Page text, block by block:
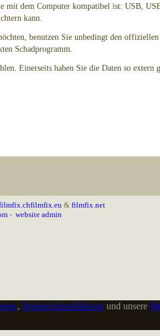
, Datenschutzerklärung und unsere
mit dem Computer kompatibel ist: USB,
kann.
benutzen Sie unbedingt den
Schadprogramm.
Einerseits haben Sie die Daten so extern
filmfix.eu & filmfix.net
- website admin